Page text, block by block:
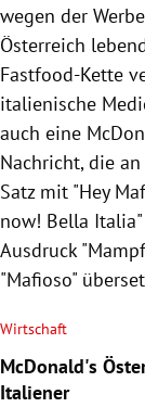
wegen der
Österreich
Fastfood-Kette
italienische
auch eine
Nachricht, die
Satz mit "Hey
now! Bella Italia
Ausdruck
"Mafioso"
Wirtschaft
McDonald's
Italiener